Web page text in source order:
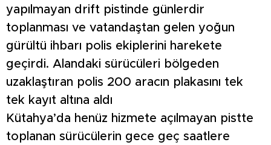
yapılmayan drift pistinde günlerdir
toplanması ve vatandaştan gelen yoğun
gürültü ihbarı polis ekiplerini harekete
geçirdi. Alandaki sürücüleri bölgeden
uzaklaştıran polis 200 aracın plakasını tek
tek kayıt altına aldı
Kütahya’da henüz hizmete açılmayan pistte
toplanan sürücülerin gece geç saatlere